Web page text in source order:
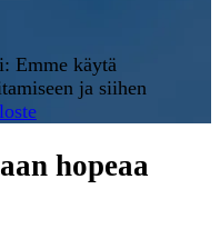
Emme käytä
ja siihen
hopeaa